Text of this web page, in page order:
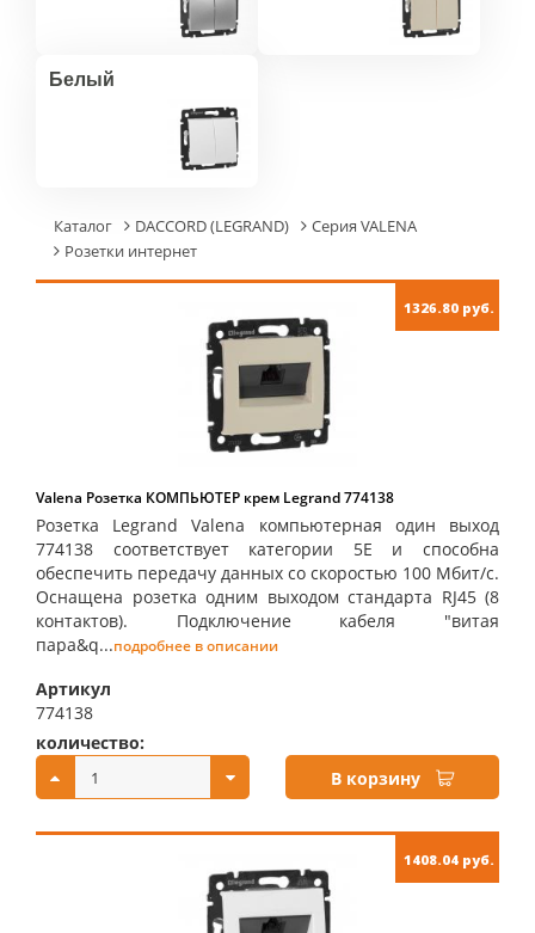
Белый
Каталог DACCORD (LEGRAND)
Серия VALENA
Розетки интернет
1326.80 руб.
Valena Розетка КОМПЬЮТЕР крем Legrand 774138
Розетка Legrand Valena компьютерная один выход
774138 соответствует категории 5Е и способна
обеспечить передачу данных со скоростью 100 Мбит/с.
Оснащена розетка одним выходом стандарта RJ45 (8
контактов). Подключение кабеля "витая
пара&q...подробнее в описании
Артикул
774138
количество:
В корзину
1408.04 руб.